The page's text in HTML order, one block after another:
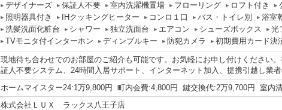
デザイナーズ 保証人不要 室内洗濯機置場 フローリング ロフト付き
照明器具付き
IHクッキングヒーター コンロ１口 バス・トイレ別
浴室
洗髪洗面化粧台
シャワー 独立洗面台 エアコン シューズボックス
光
TVモニタ付インターホン
ディンプルキー 防犯カメラ 初期費用カード決
現地待ち合わせでのお部屋のご紹介も可能です。お気軽にお申し付けください
証人不要システム、24時間入居サポート、インターネット加入、提携引越し業
ホームマイスター24:1万9,800円 町内会費:4,800円 鍵交換代:2万9,700円 室内
株式会社ＬＵＸ ラックス八王子店